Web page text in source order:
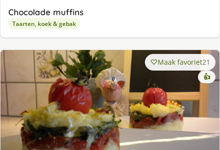
Chocolade muffins
Taarten, koek & gebak
Maak favoriet21
👍